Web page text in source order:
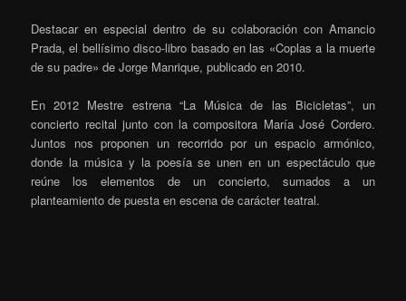
Destacar en especial dentro de su colaboración con Amancio
Prada, el bellísimo disco-libro basado en las «Coplas a la muerte
de su padre» de Jorge Manrique, publicado en 2010.
En 2012 Mestre estrena “La Música de las Bicicletas”, un
concierto recital junto con la compositora María José Cordero.
Juntos nos proponen un recorrido por un espacio armónico,
donde la música y la poesía se unen en un espectáculo que
reúne los elementos de un concierto, sumados a un
planteamiento de puesta en escena de carácter teatral.